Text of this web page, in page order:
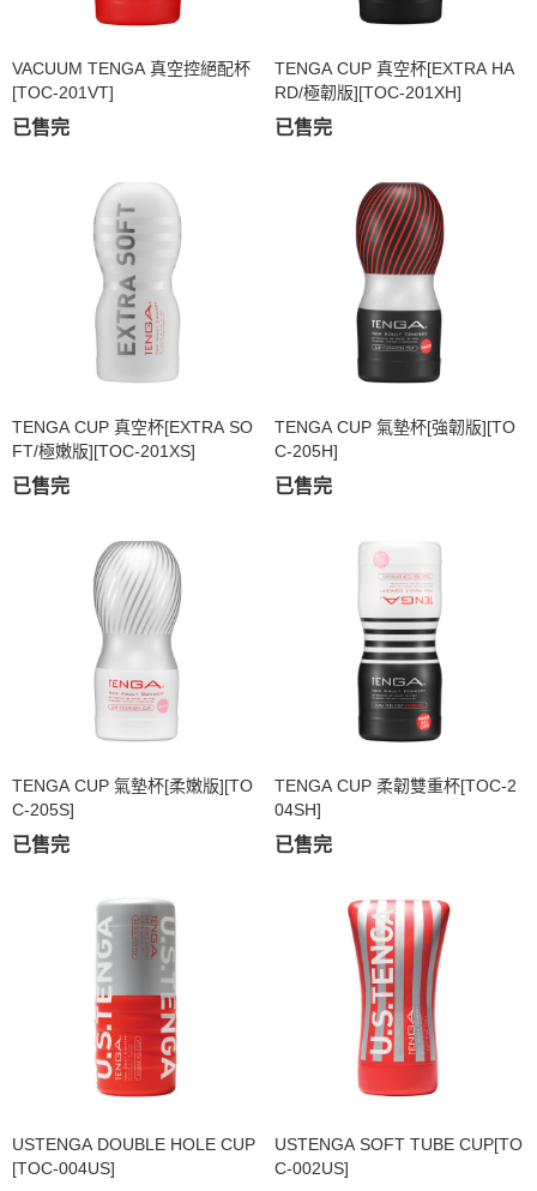
VACUUM TENGA 真空控絕配杯
[TOC-201VT]
已售完
TENGA CUP 真空杯[EXTRA HA
RD/極韌版][TOC-201XH]
已售完
TENGA CUP 真空杯[EXTRA SO
FT/極嫩版][TOC-201XS]
已售完
TENGA CUP 氣墊杯[強韌版][TO
C-205H]
已售完
TENGA CUP 氣墊杯[柔嫩版][TO
C-205S]
已售完
TENGA CUP 柔韌雙重杯[TOC-2
04SH]
已售完
USTENGA DOUBLE HOLE CUP
[TOC-004US]
USTENGA SOFT TUBE CUP[TO
C-002US]